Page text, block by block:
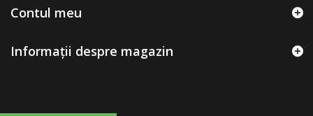
Contul meu
Informații despre magazin